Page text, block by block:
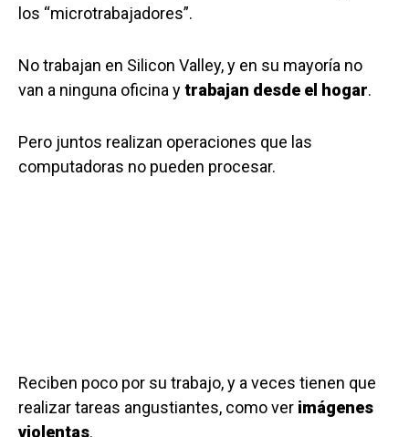
los “microtrabajadores”.
No trabajan en Silicon Valley, y en su mayoría no
van a ninguna oficina ytrabajan desde el hogar.
Pero juntos realizan operaciones que las
computadoras no pueden procesar.
Reciben poco por su trabajo, y a veces tienen que
realizar tareas angustiantes, como ver imágenes
violentas.